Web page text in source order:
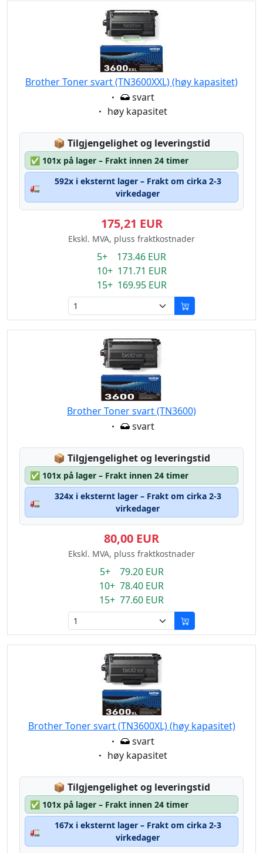
Brother Toner svart (TN3600XXL) (høy kapasitet)
Eigenschaft:
svart
Eigenschaft:
høy kapasitet
📦 Lagerstatus:
Tilgjengelighet og leveringstid
✅ 101x på lager – Frakt innen 24 timer
🚛
592x i eksternt lager – Frakt om cirka 2-3
virkedager
175,21 EUR
Ekskl. MVA, pluss fraktkostnader
5+ 173.46 EUR
10+ 171.71 EUR
15+ 169.95 EUR
Brother Toner svart (TN3600)
Eigenschaft:
svart
📦 Lagerstatus:
Tilgjengelighet og leveringstid
✅ 101x på lager – Frakt innen 24 timer
🚛
324x i eksternt lager – Frakt om cirka 2-3
virkedager
80,00 EUR
Ekskl. MVA, pluss fraktkostnader
5+ 79.20 EUR
10+ 78.40 EUR
15+ 77.60 EUR
Brother Toner svart (TN3600XL) (høy kapasitet)
Eigenschaft:
svart
Eigenschaft:
høy kapasitet
📦 Lagerstatus:
Tilgjengelighet og leveringstid
✅ 101x på lager – Frakt innen 24 timer
🚛
167x i eksternt lager – Frakt om cirka 2-3
virkedager